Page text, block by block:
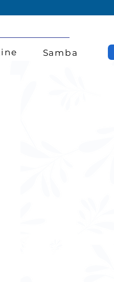
Samba